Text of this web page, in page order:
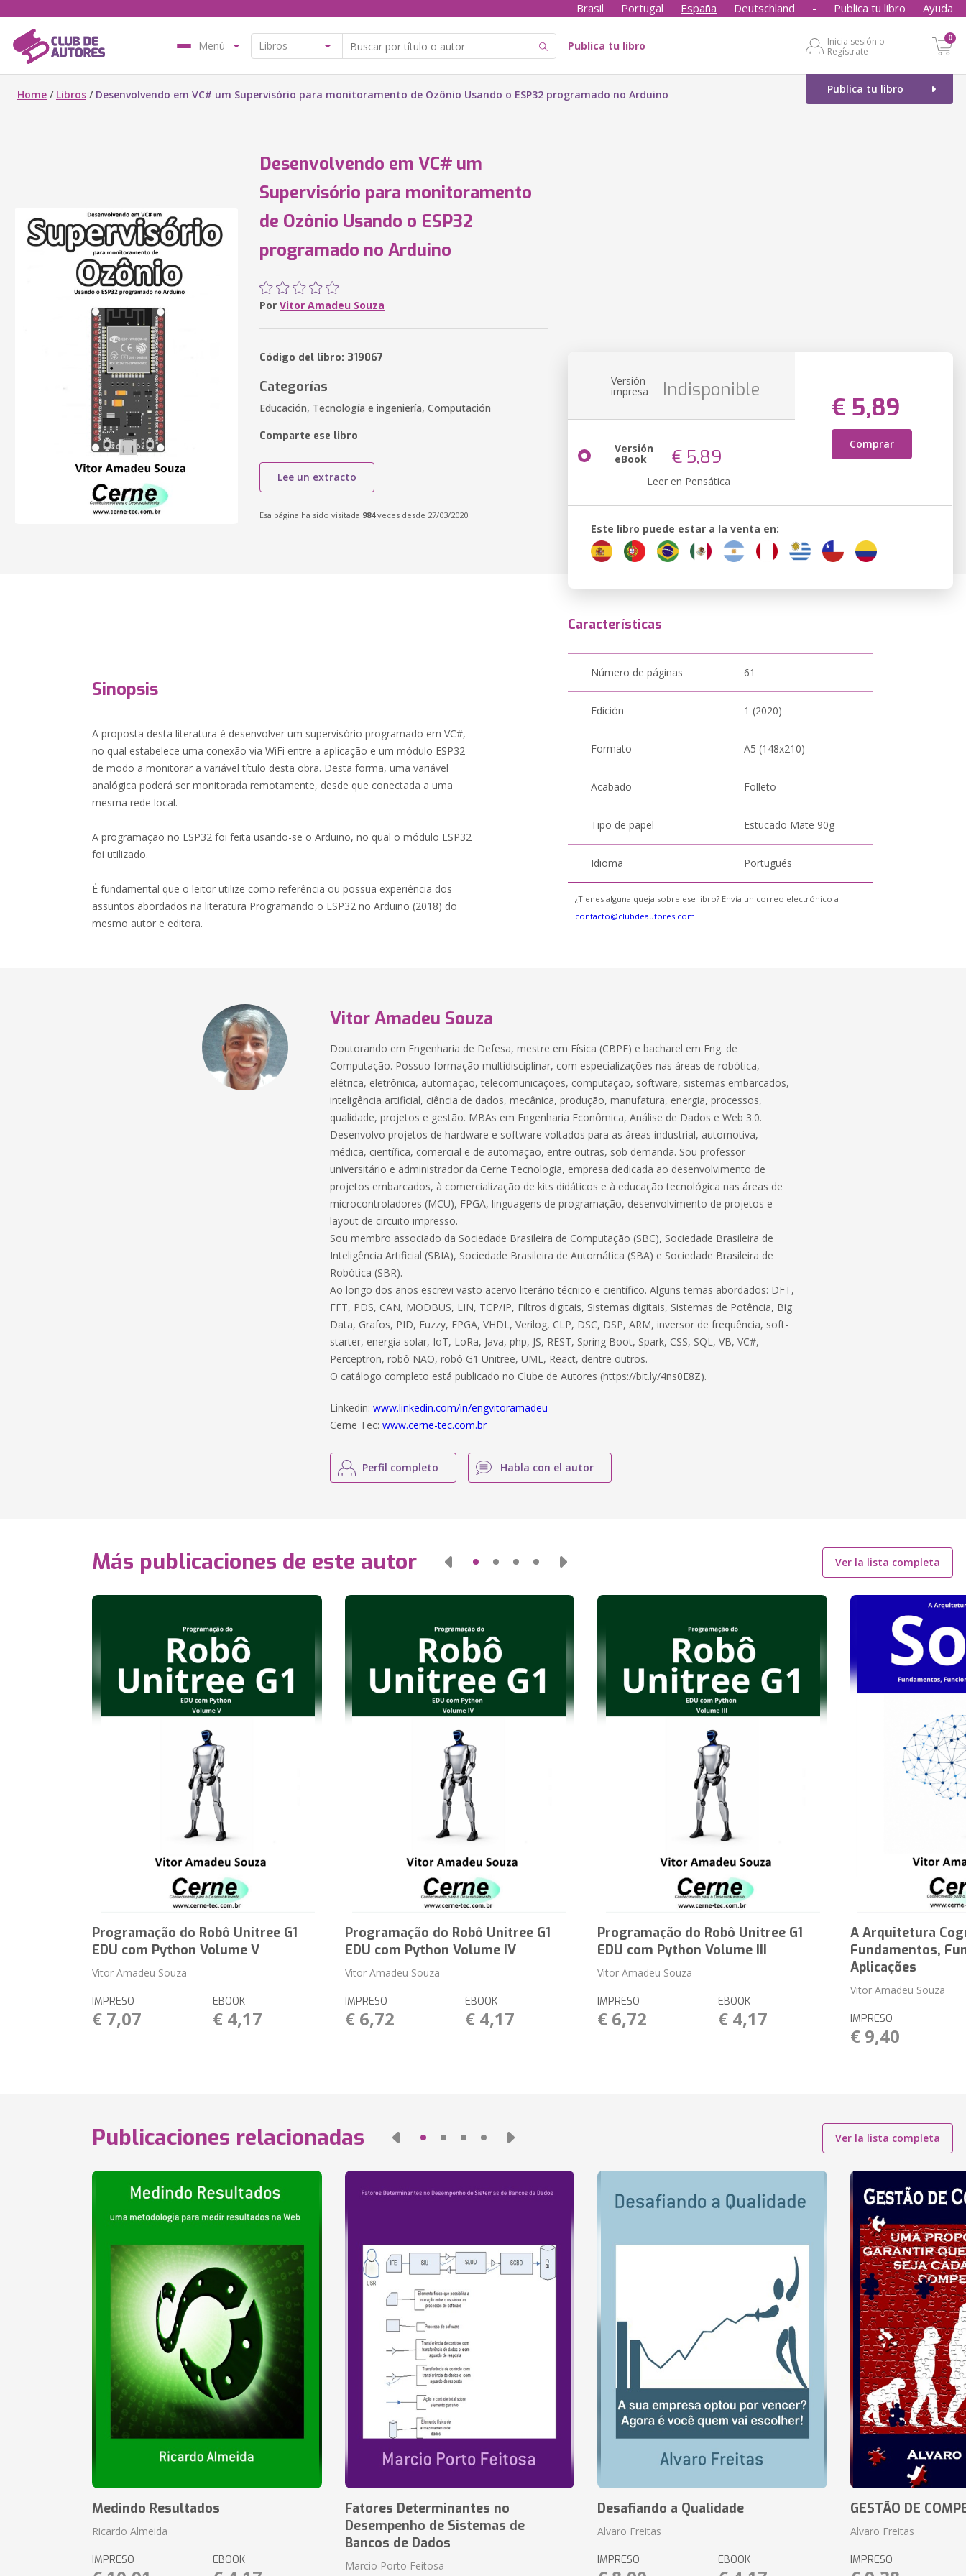
Brasil Portugal España Deutschland - Publica tu libro Ayuda
Menú Publica tu libro
Inicia sesión o
Regístrate
0
Publica tu libro
Home / Libros / Desenvolvendo em VC# um Supervisório para monitoramento de Ozônio Usando o ESP32 programado no Arduino
Desenvolvendo em VC# um
Supervisório para monitoramento
de Ozônio Usando o ESP32
programado no Arduino
Por Vitor Amadeu Souza
Código del libro: 319067
Categorías
Educación, Tecnología e ingeniería, Computación
Comparte ese libro
Lee un extracto
Esa página ha sido visitada 984veces desde 27/03/2020
Versión
impresa Indisponible
€ 5,89
Comprar
Versión
eBook € 5,89
Leer en Pensática
Este libro puede estar a la venta en:
Sinopsis
A proposta desta literatura é desenvolver um supervisório programado em VC#,
no qual estabelece uma conexão via WiFi entre a aplicação e um módulo ESP32
de modo a monitorar a variável título desta obra. Desta forma, uma variável
analógica poderá ser monitorada remotamente, desde que conectada a uma
mesma rede local.
A programação no ESP32 foi feita usando-se o Arduino, no qual o módulo ESP32
foi utilizado.
É fundamental que o leitor utilize como referência ou possua experiência dos
assuntos abordados na literatura Programando o ESP32 no Arduino (2018) do
mesmo autor e editora.
Características
Número de páginas 61
Edición 1 (2020)
Formato A5 (148x210)
Acabado Folleto
Tipo de papel Estucado Mate 90g
Idioma Portugués
¿Tienes alguna queja sobre ese libro? Envía un correo electrónico a
contacto@clubdeautores.com
Vitor Amadeu Souza
Doutorando em Engenharia de Defesa, mestre em Física (CBPF) e bacharel em Eng. de
Computação. Possuo formação multidisciplinar, com especializações nas áreas de robótica,
elétrica, eletrônica, automação, telecomunicações, computação, software, sistemas embarcados,
inteligência artificial, ciência de dados, mecânica, produção, manufatura, energia, processos,
qualidade, projetos e gestão. MBAs em Engenharia Econômica, Análise de Dados e Web 3.0.
Desenvolvo projetos de hardware e software voltados para as áreas industrial, automotiva,
médica, científica, comercial e de automação, entre outras, sob demanda. Sou professor
universitário e administrador da Cerne Tecnologia, empresa dedicada ao desenvolvimento de
projetos embarcados, à comercialização de kits didáticos e à educação tecnológica nas áreas de
microcontroladores (MCU), FPGA, linguagens de programação, desenvolvimento de projetos e
layout de circuito impresso.
Sou membro associado da Sociedade Brasileira de Computação (SBC), Sociedade Brasileira de
Inteligência Artificial (SBIA), Sociedade Brasileira de Automática (SBA) e Sociedade Brasileira de
Robótica (SBR).
Ao longo dos anos escrevi vasto acervo literário técnico e científico. Alguns temas abordados: DFT,
FFT, PDS, CAN, MODBUS, LIN, TCP/IP, Filtros digitais, Sistemas digitais, Sistemas de Potência, Big
Data, Grafos, PID, Fuzzy, FPGA, VHDL, Verilog, CLP, DSC, DSP, ARM, inversor de frequência, soft-
starter, energia solar, IoT, LoRa, Java, php, JS, REST, Spring Boot, Spark, CSS, SQL, VB, VC#,
Perceptron, robô NAO, robô G1 Unitree, UML, React, dentre outros.
O catálogo completo está publicado no Clube de Autores (https://bit.ly/4ns0E8Z).
Linkedin:www.linkedin.com/in/engvitoramadeu
Cerne Tec:www.cerne-tec.com.br
Perfil completo Habla con el autor
Más publicaciones de este autor Ver la lista completa
Programação do Robô Unitree G1
EDU com Python Volume V
Vitor Amadeu Souza
IMPRESO
€ 7,07
EBOOK
€ 4,17
Programação do Robô Unitree G1
EDU com Python Volume IV
Vitor Amadeu Souza
IMPRESO
€ 6,72
EBOOK
€ 4,17
Programação do Robô Unitree G1
EDU com Python Volume III
Vitor Amadeu Souza
IMPRESO
€ 6,72
EBOOK
€ 4,17
A Arquitetura
Fundamentos,
Aplicações
Vitor Amadeu Souza
IMPRESO
€ 9,40
Publicaciones relacionadas Ver la lista completa
Medindo Resultados
Ricardo Almeida
IMPRESO EBOOK
Fatores Determinantes no
Desempenho de Sistemas de
Bancos de Dados
Marcio Porto Feitosa
Desafiando a Qualidade
Alvaro Freitas
IMPRESO EBOOK
GESTÃO DE
Alvaro Freitas
IMPRESO